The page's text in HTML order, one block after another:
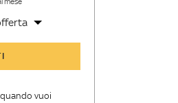
vuoi